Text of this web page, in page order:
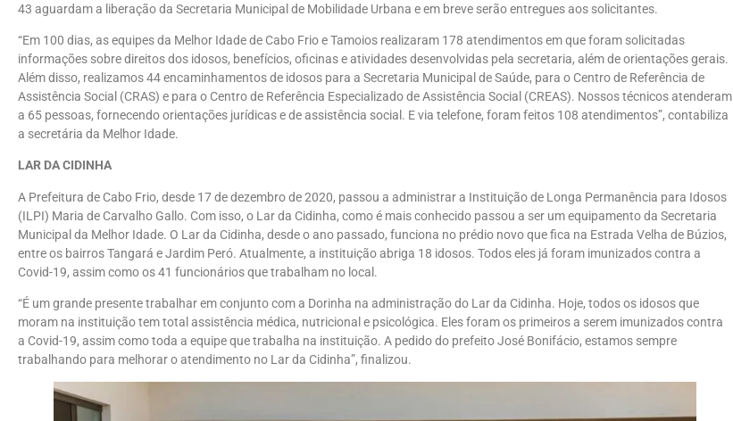
43 aguardam a liberação da Secretaria Municipal de Mobilidade Urbana e em breve serão entregues aos solicitantes.
“Em 100 dias, as equipes da Melhor Idade de Cabo Frio e Tamoios realizaram 178 atendimentos em que foram solicitadas
informações sobre direitos dos idosos, benefícios, oficinas e atividades desenvolvidas pela secretaria, além de orientações gerais.
Além disso, realizamos 44 encaminhamentos de idosos para a Secretaria Municipal de Saúde, para o Centro de Referência de
Assistência Social (CRAS) e para o Centro de Referência Especializado de Assistência Social (CREAS). Nossos técnicos atenderam
a 65 pessoas, fornecendo orientações jurídicas e de assistência social. E via telefone, foram feitos 108 atendimentos”, contabiliza
a secretária da Melhor Idade.
LAR DA CIDINHA
A Prefeitura de Cabo Frio, desde 17 de dezembro de 2020, passou a administrar a Instituição de Longa Permanência para Idosos
(ILPI) Maria de Carvalho Gallo. Com isso, o Lar da Cidinha, como é mais conhecido passou a ser um equipamento da Secretaria
Municipal da Melhor Idade. O Lar da Cidinha, desde o ano passado, funciona no prédio novo que fica na Estrada Velha de Búzios,
entre os bairros Tangará e Jardim Peró. Atualmente, a instituição abriga 18 idosos. Todos eles já foram imunizados contra a
Covid-19, assim como os 41 funcionários que trabalham no local.
“É um grande presente trabalhar em conjunto com a Dorinha na administração do Lar da Cidinha. Hoje, todos os idosos que
moram na instituição tem total assistência médica, nutricional e psicológica. Eles foram os primeiros a serem imunizados contra
a Covid-19, assim como toda a equipe que trabalha na instituição. A pedido do prefeito José Bonifácio, estamos sempre
trabalhando para melhorar o atendimento no Lar da Cidinha”, finalizou.